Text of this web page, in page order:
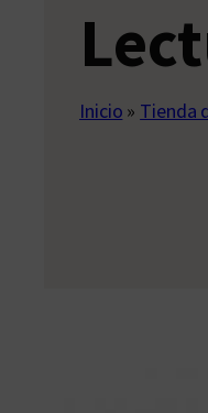
Inicio » Tienda